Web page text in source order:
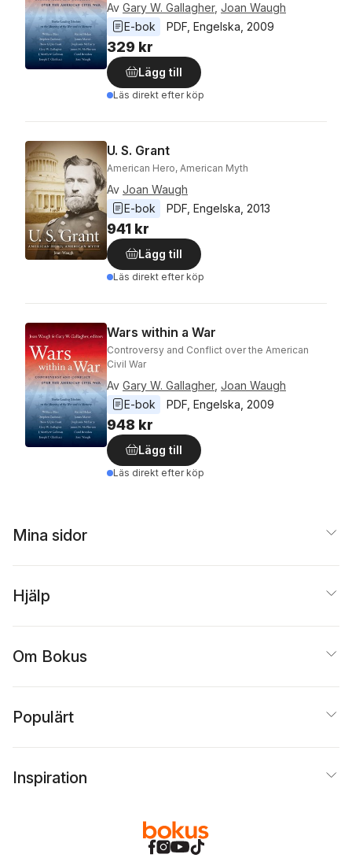
Av Gary W. Gallagher, Joan Waugh
E-bok
PDF Engelska 2009
329 kr
Lägg till
Läs direkt efter köp
U. S. Grant
American Hero, American Myth
Av Joan Waugh
E-bok
PDF Engelska 2013
941 kr
Lägg till
Läs direkt efter köp
Wars within a War
Controversy and Conflict over the American
Civil War
Av Gary W. Gallagher, Joan Waugh
E-bok
PDF Engelska 2009
948 kr
Lägg till
Läs direkt efter köp
Mina sidor
Hjälp
Om Bokus
Populärt
Inspiration